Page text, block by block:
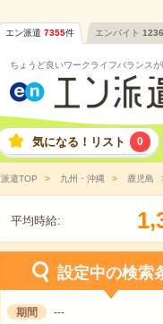
エン派遣 7355件 エンバイト
ちょうど良いワークライフバランスが
気になる！リスト 0
派遣TOP 九州・沖縄 鹿児島
平均時給: 1,
設定中の検索
期間 ---